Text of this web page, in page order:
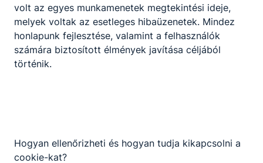
volt az egyes munkamenetek megtekintési ideje,
melyek voltak az esetleges hibaüzenetek. Mindez
honlapunk fejlesztése, valamint a felhasználók
számára biztosított élmények javítása céljából
történik.
Hogyan ellenőrizheti és hogyan tudja kikapcsolni a
cookie-kat?